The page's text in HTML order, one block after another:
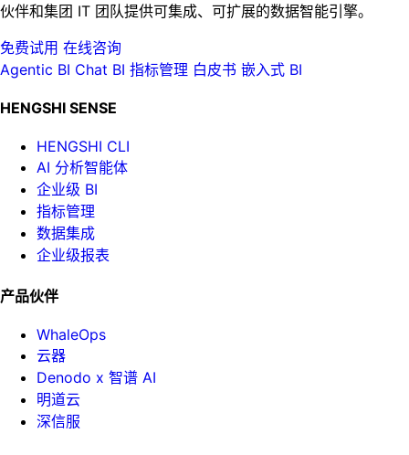
伙伴和集团 IT 团队提供可集成、可扩展的数据智能引擎。
免费试用 在线咨询
Agentic BI Chat BI 指标管理 白皮书 嵌入式 BI
HENGSHI SENSE
HENGSHI CLI
AI 分析智能体
企业级 BI
指标管理
数据集成
企业级报表
产品伙伴
WhaleOps
云器
Denodo x 智谱 AI
明道云
深信服